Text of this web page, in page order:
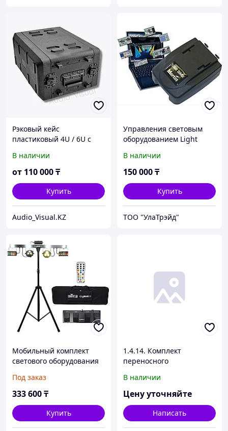
Рэковый кейс
пластиковый 4U / 6U с
подвеской и отсеком для
микрофонов
транспортировочный рэк
6U 390 мм
В наличии
от 110 000₸
Купить
Audio_Visual.KZ
Управления световым
оборудованием Light
В наличии
150 000₸
Купить
ТОО "УлаТрэйд"
Мобильный комплект
светового оборудования
Под заказ
333 600₸
Купить
1.4.14. Комплект
переносного
актового зала
В наличии
Цену уточняйте
Написать